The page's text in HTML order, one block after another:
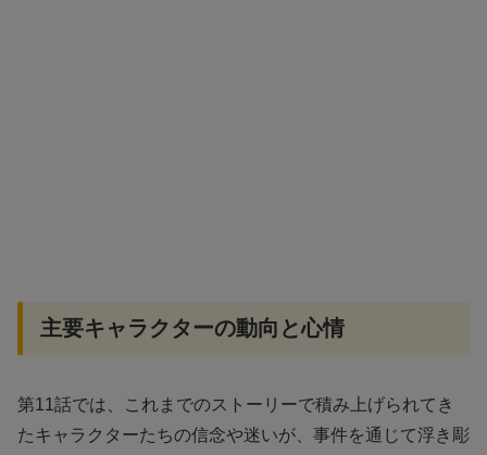
主要キャラクターの動向と心情
第11話では、これまでのストーリーで積み上げられてき
たキャラクターたちの信念や迷いが、事件を通じて浮き彫